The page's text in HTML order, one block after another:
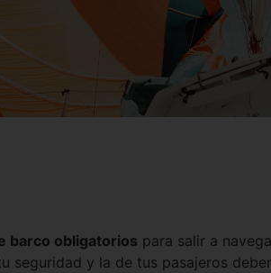
barco obligatorios para salir a
seguridad y la de tus pasajeros